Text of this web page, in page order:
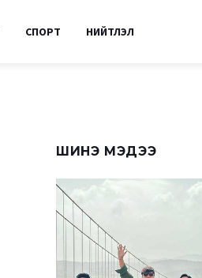
СПОРТ НИЙТЛЭЛ
ШИНЭ МЭДЭЭ